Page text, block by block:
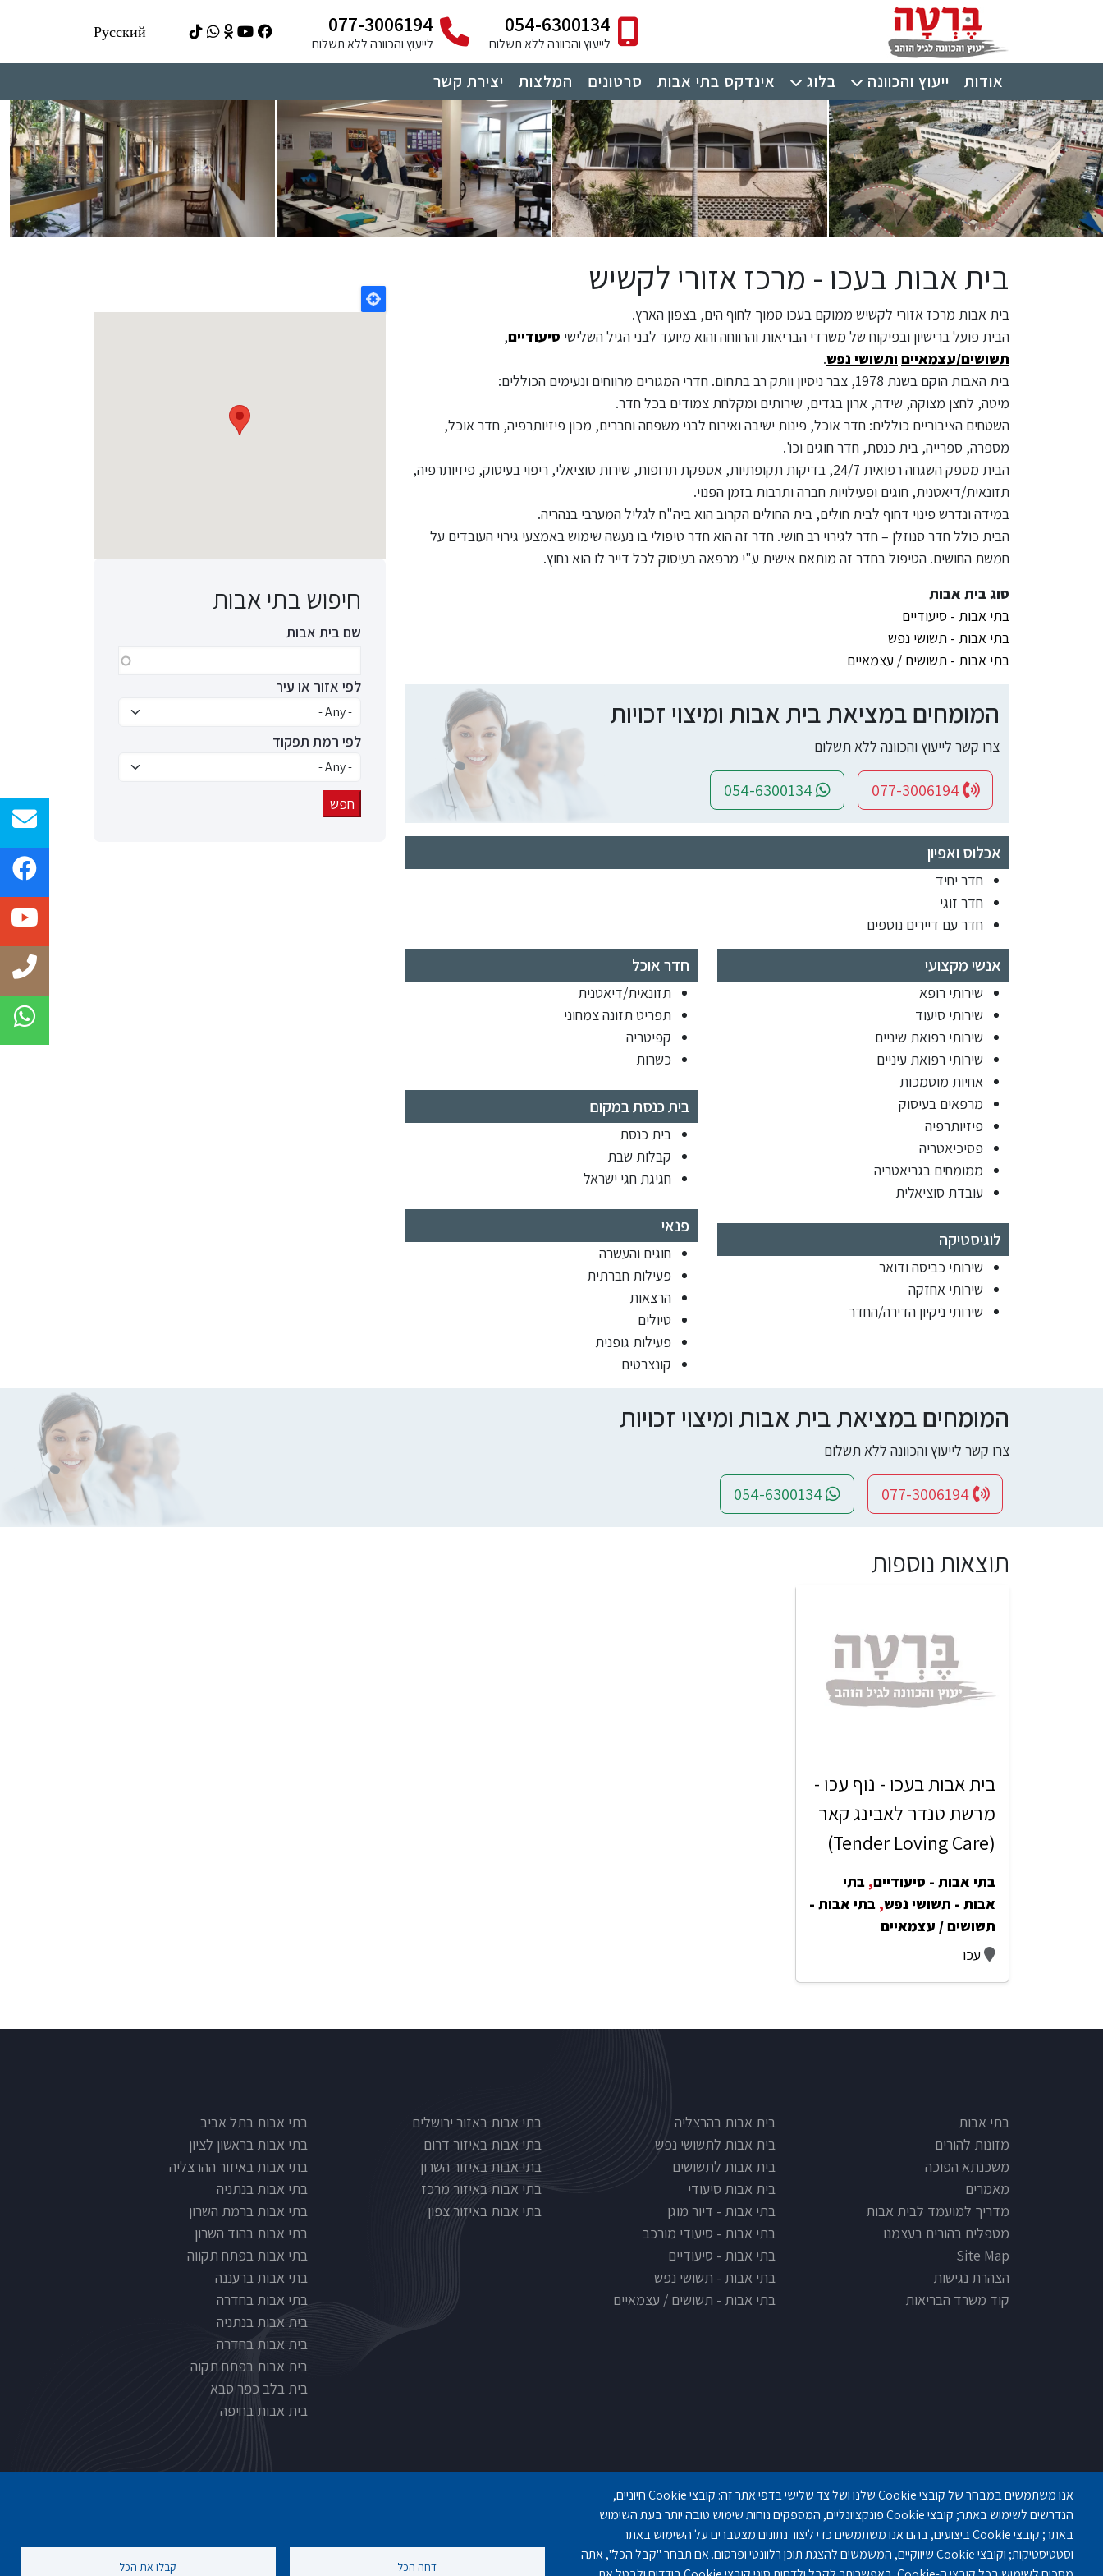
054-6300134
לייעוץ והכוונה ללא תשלום
077-3006194
לייעוץ והכוונה ללא תשלום
Русский
תפריט ראשי
אודות ייעוץ והכוונה בלוג אינדקס בתי אבות סרטונים המלצות יצירת קשר
בית אבות בעכו - מרכז אזורי לקשיש
בית אבות מרכז אזורי לקשיש ממוקם בעכו סמוך לחוף הים, בצפון הארץ.
הבית פועל ברישיון ובפיקוח של משרדי הבריאות והרווחה והוא מיועד לבני הגיל השלישי סיעודיים,
תשושים/עצמאיים ותשושי נפש.
בית האבות הוקם בשנת 1978, צבר ניסיון וותק רב בתחום. חדרי המגורים מרווחים ונעימים הכוללים:
מיטה, לחצן מצוקה, שידה, ארון בגדים, שירותים ומקלחת צמודים בכל חדר.
השטחים הציבוריים כוללים: חדר אוכל, פינות ישיבה ואירוח לבני משפחה וחברים, מכון פיזיותרפיה, חדר אוכל,
מספרה, ספרייה, בית כנסת, חדר חוגים וכו'.
הבית מספק השגחה רפואית 24/7, בדיקות תקופתיות, אספקת תרופות, שירות סוציאלי, ריפוי בעיסוק, פיזיותרפיה,
תזונאית/דיאטנית, חוגים ופעילויות חברה ותרבות בזמן הפנוי.
במידה ונדרש פינוי דחוף לבית חולים, בית החולים הקרוב הוא ביה"ח לגליל המערבי בנהריה.
הבית כולל חדר סנוזלן – חדר לגירוי רב חושי. חדר זה הוא חדר טיפולי בו נעשה שימוש באמצעי גירוי העובדים על
חמשת החושים. הטיפול בחדר זה מותאם אישית ע"י מרפאה בעיסוק לכל דייר לו הוא נחוץ.
סוג בית אבות
בתי אבות - סיעודיים
בתי אבות - תשושי נפש
בתי אבות - תשושים / עצמאיים
המומחים במציאת בית אבות ומיצוי זכויות
צרו קשר לייעוץ והכוונה ללא תשלום
אכלוס ואפיון
חדר יחיד
חדר זוגי
חדר עם דיירים נוספים
חדר אוכל
תזונאית/דיאטנית
תפריט תזונה צמחוני
קפיטריה
כשרות
אנשי מקצועי
שירותי רופא
שירותי סיעוד
שירותי רפואת שיניים
שירותי רפואת עיניים
אחיות מוסמכות
מרפאים בעיסוק
פיזיותרפיה
פסיכיאטריה
ממומחים בגריאטריה
עובדת סוציאלית
בית כנסת במקום
בית כנסת
קבלות שבת
חגיגת חגי ישראל
פנאי
חוגים והעשרה
פעילות חברתית
הרצאות
טיולים
פעילות גופנית
קונצרטים
לוגיסטיקה
שירותי כביסה ודואר
שירותי אחזקה
שירותי ניקיון הדירה/החדר
חיפוש בתי אבות
שם בית אבות
לפי אזור או עיר
לפי רמת תפקוד
המומחים במציאת בית אבות ומיצוי זכויות
צרו קשר לייעוץ והכוונה ללא תשלום
תוצאות נוספות
בית אבות בעכו - נוף עכו -
מרשת טנדר לאבינג קאר
(Tender Loving Care)
בתי אבות - סיעודיים, בתי
אבות - תשושי נפש, בתי אבות -
תשושים / עצמאיים
עכו
Footer
בתי אבות
מזונות להורים
משכנתא הפוכה
מאמרים
מדריך למועמד לבית אבות
מטפלים בהורים בעצמנו
Site Map
הצהרת נגישות
קוד משרד הבריאות
Nursinghouse type
בית אבות בהרצליה
בית אבות לתשושי נפש
בית אבות לתשושים
בית אבות סיעודי
בתי אבות - דיור מוגן
בתי אבות - סיעודי מורכב
בתי אבות - סיעודיים
בתי אבות - תשושי נפש
בתי אבות - תשושים / עצמאיים
בתי אבות לפי אזורים
בתי אבות באזור ירושלים
בתי אבות באיזור דרום
בתי אבות באיזור השרון
בתי אבות באיזור מרכז
בתי אבות באיזור צפון
בתי אבות בתל אביב
בתי אבות בראשון לציון
בתי אבות באיזור ההרצליה
בתי אבות בנתניה
בתי אבות ברמת השרון
בתי אבות בהוד השרון
בתי אבות בפתח תקווה
בתי אבות ברעננה
בתי אבות בחדרה
בית אבות בנתניה
בית אבות בחדרה
בית אבות בפתח תקוה
בית בלב כפר סבא
בית אבות בחיפה
פנחס לבון 18 ,לב יסמין, קומה-2, נתניה
אנו משתמשים במבחר של קובצי Cookie שלנו ושל צד שלישי בדפי אתר זה: קובצי Cookie חיוניים,
הנדרשים לשימוש באתר; קובצי Cookie פונקציונליים, המספקים נוחות שימוש טובה יותר בעת השימוש
באתר; קובצי Cookie ביצועים, בהם אנו משתמשים כדי ליצור נתונים מצטברים על השימוש באתר
וסטטיסטיקות; וקובצי Cookie שיווקיים, המשמשים להצגת תוכן רלוונטי ופרסום. אם תבחר "קבל הכל", אתה
דחה הכל קבלו את הכל